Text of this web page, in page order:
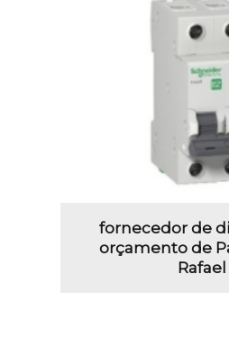
fornecedor de
orçamento de
Rafael